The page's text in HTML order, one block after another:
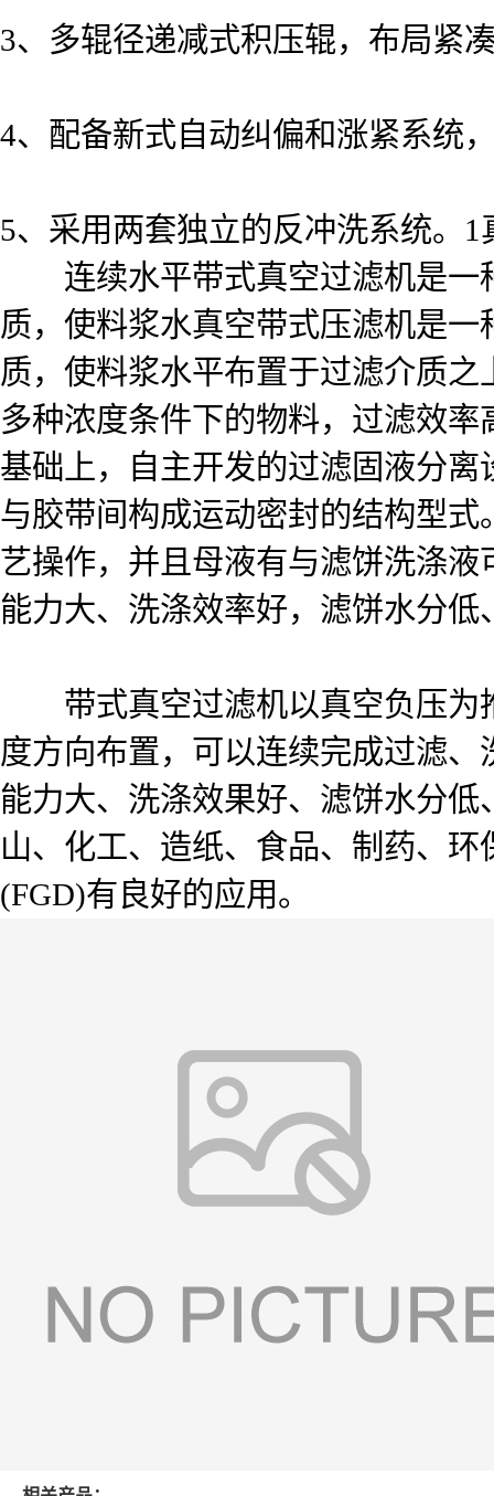
3、多辊径递减式积压辊，布局紧
4、配备新式自动纠偏和涨紧系统
5、采用两套独立的反冲洗系统。
连续水平带式真空过滤机是一
质，使料浆水真空带式压滤机是一
质，使料浆水平布置于过滤介质
多种浓度条件下的物料，过滤效
基础上，自主开发的过滤固液分
与胶带间构成运动密封的结构型
艺操作，并且母液有与滤饼洗涤
能力大、洗涤效率好，滤饼水分
带式真空过滤机以真空负压为
度方向布置，可以连续完成过滤
能力大、洗涤效果好、滤饼水分
山、化工、造纸、食品、制药、
(FGD)有良好的应用。